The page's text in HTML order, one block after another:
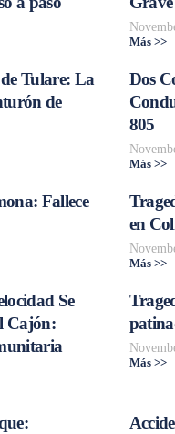
Más >>
Tulare: La
de
Dos
805
Más >>
Fallece
en
Más >>
Se
Cajón:
Más >>